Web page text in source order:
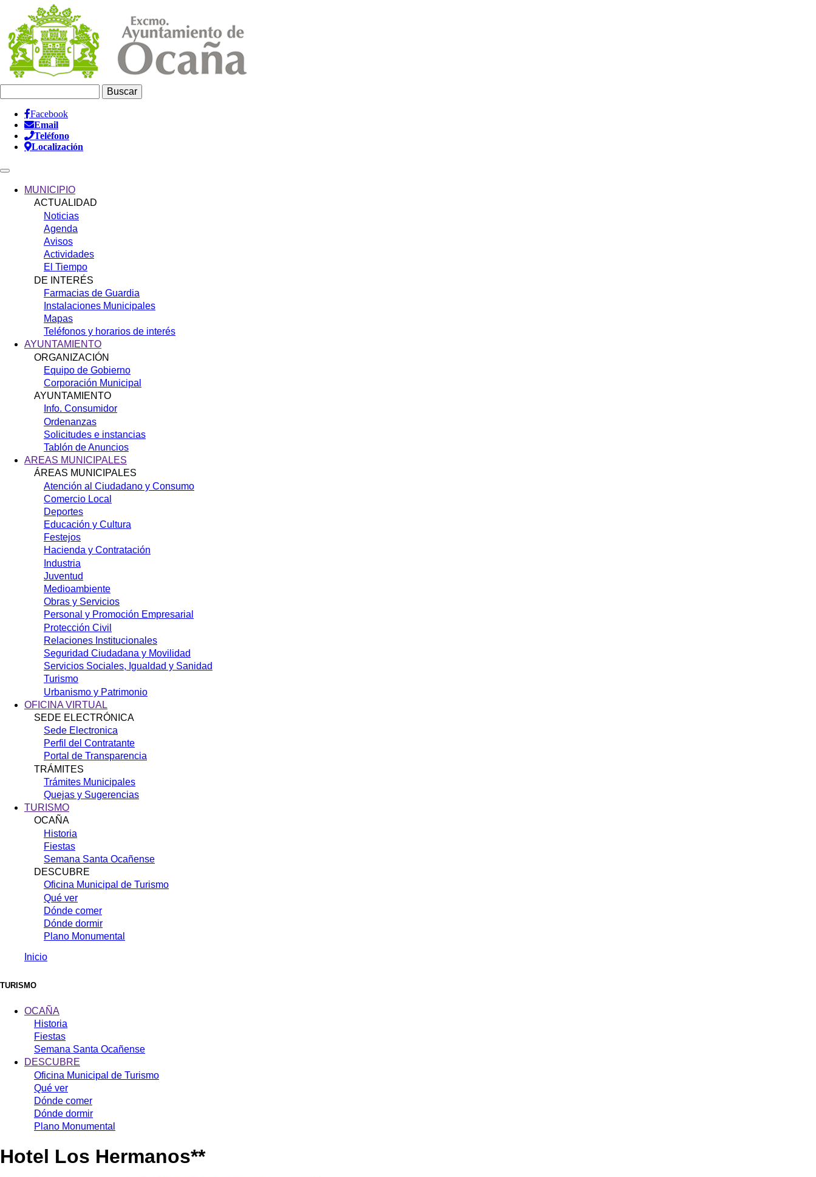
contenido
principal
Información
Header
Facebook
Email
Teléfono
Localización
navigationMUNICIPIO
ACTUALIDAD
Noticias
Agenda
Avisos
Actividades
El Tiempo
DE INTERÉS
Farmacias de Guardia
Instalaciones Municipales
Mapas
Teléfonos y horarios de interés
AYUNTAMIENTO
ORGANIZACIÓN
Equipo de Gobierno
Corporación Municipal
AYUNTAMIENTO
Info. Consumidor
Ordenanzas
Solicitudes e instancias
Tablón de Anuncios
AREAS MUNICIPALES
ÁREAS MUNICIPALES
Atención al Ciudadano y Consumo
Comercio Local
Deportes
Educación y Cultura
Festejos
Hacienda y Contratación
Industria
Juventud
Medioambiente
Obras y Servicios
Personal y Promoción Empresarial
Protección Civil
Relaciones Institucionales
Seguridad Ciudadana y Movilidad
Servicios Sociales, Igualdad y Sanidad
Turismo
Urbanismo y Patrimonio
OFICINA VIRTUAL
SEDE ELECTRÓNICA
Sede Electronica
Perfil del Contratante
Portal de Transparencia
TRÁMITES
Trámites Municipales
Quejas y Sugerencias
TURISMO
OCAÑA
Historia
Fiestas
Semana Santa Ocañense
DESCUBRE
Oficina Municipal de Turismo
Qué ver
Dónde comer
Dónde dormir
Plano Monumental
enlaces
de
ayuda
navegación
Inicio
TURISMO
OCAÑA
Historia
Fiestas
Semana Santa Ocañense
DESCUBRE
Oficina Municipal de Turismo
Qué ver
Dónde comer
Dónde dormir
Plano Monumental
Hotel Los Hermanos**